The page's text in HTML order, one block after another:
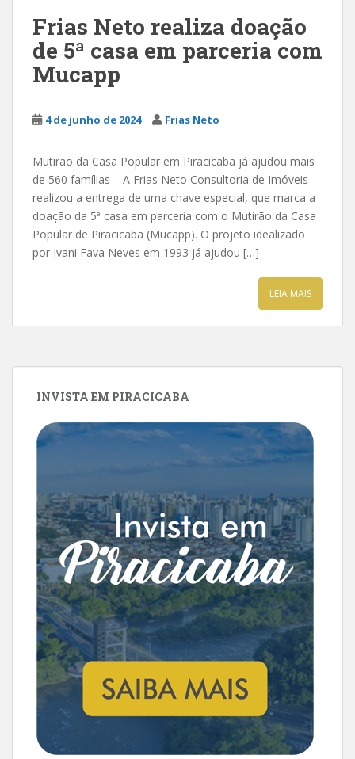
Frias Neto realiza doação
de 5ª casa em parceria com
Mucapp
4 de junho de 2024 Frias Neto
Mutirão da Casa Popular em Piracicaba já ajudou mais
de 560 famílias A Frias Neto Consultoria de Imóveis
realizou a entrega de uma chave especial, que marca a
doação da 5ª casa em parceria com o Mutirão da Casa
Popular de Piracicaba (Mucapp). O projeto idealizado
por Ivani Fava Neves em 1993 já ajudou […]
LEIA MAIS
INVISTA EM PIRACICABA